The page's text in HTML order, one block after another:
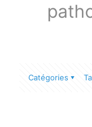
Catégories